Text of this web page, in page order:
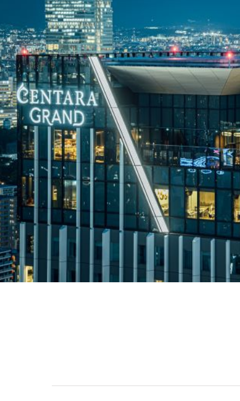
โทรศัพท์มือถือ
เอไอ
การศึกษา
ศิลปะ, วัฒนธรรม
ศาสนา
การเมือง
ราชการ, รัฐวิสาหกิจ
ธุรกิจ, สังคม
เศรษฐกิจ, การเงิน
การเกษตร
พลังงาน, สิ่งแวดล้อม
ยานยนต์
ขนส่ง
การงาน, อาชีพ
กิจกรรม